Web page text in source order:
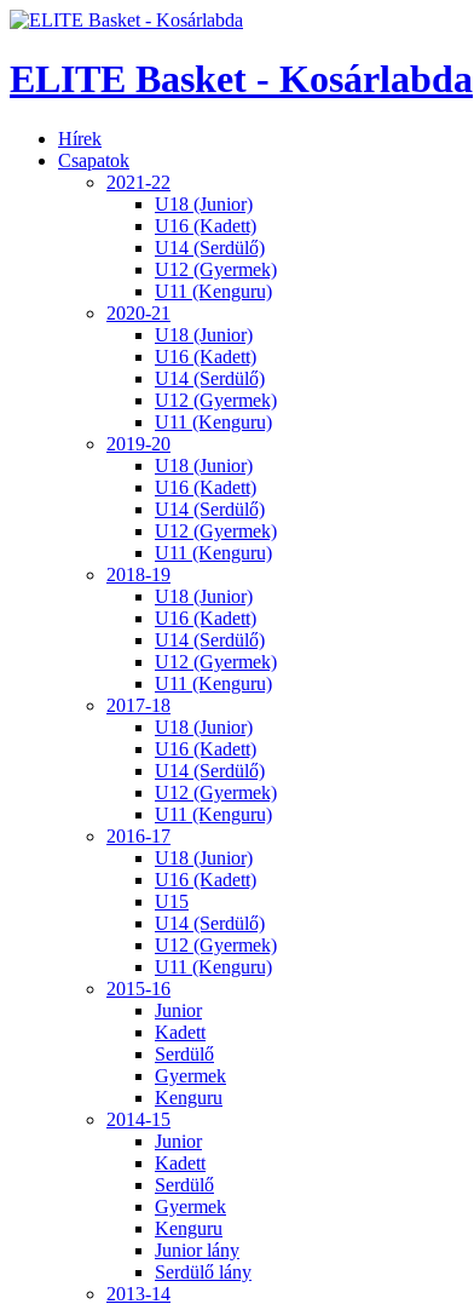
ELITE Basket - Kosárlabda
Hírek
Csapatok
2021-22
U18 (Junior)
U16 (Kadett)
U14 (Serdülő)
U12 (Gyermek)
U11 (Kenguru)
2020-21
U18 (Junior)
U16 (Kadett)
U14 (Serdülő)
U12 (Gyermek)
U11 (Kenguru)
2019-20
U18 (Junior)
U16 (Kadett)
U14 (Serdülő)
U12 (Gyermek)
U11 (Kenguru)
2018-19
U18 (Junior)
U16 (Kadett)
U14 (Serdülő)
U12 (Gyermek)
U11 (Kenguru)
2017-18
U18 (Junior)
U16 (Kadett)
U14 (Serdülő)
U12 (Gyermek)
U11 (Kenguru)
2016-17
U18 (Junior)
U16 (Kadett)
U15
U14 (Serdülő)
U12 (Gyermek)
U11 (Kenguru)
2015-16
Junior
Kadett
Serdülő
Gyermek
Kenguru
2014-15
Junior
Kadett
Serdülő
Gyermek
Kenguru
Junior lány
Serdülő lány
2013-14